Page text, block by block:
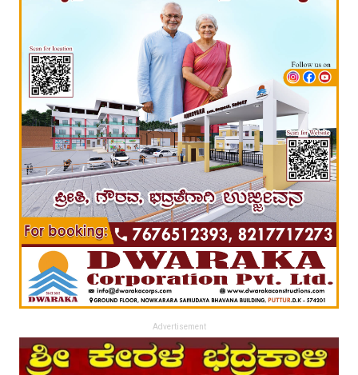
Advertisement